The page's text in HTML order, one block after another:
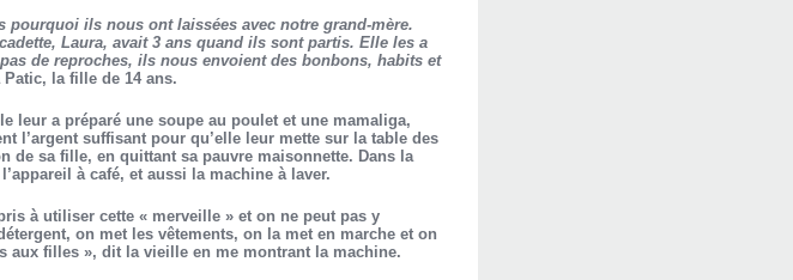
ils nous ont laissées avec notre grand-mère.
Laura, avait 3 ans quand ils sont partis. Elle les a
de reproches, ils nous envoient des bonbons, habits et
la fille de 14 ans.
leur a préparé une soupe au poulet et une mamaliga,
l’argent suffisant pour qu’elle leur mette sur la table des
de sa fille, en quittant sa pauvre maisonnette. Dans la
à café, et aussi la machine à laver.
à utiliser cette « merveille » et on ne peut pas y
on met les vêtements, on la met en marche et on
aux filles », dit la vieille en me montrant la machine.